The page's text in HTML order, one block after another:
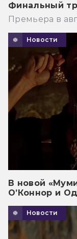
Финальный
Премьера в
Новости
В новой
О’Коннор и
Новости